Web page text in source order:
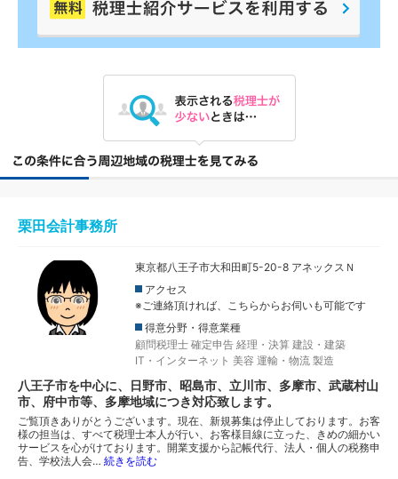
栗田会計事務所
東京都八王子市大和田町5-20-8 アネックスＮ
アクセス
※ご連絡頂ければ、こちらからお伺いも可能です
得意分野・得意業種
顧問税理士 確定申告 経理・決算 建設・建築
IT・インターネット 美容 運輸・物流 製造
八王子市を中心に、日野市、昭島市、立川市、多摩市、武蔵村山
市、府中市等、多摩地域につき対応致します。
ご覧頂きありがとうございます。現在、新規募集は停止しております。お客
様の担当は、すべて税理士本人が行い、お客様目線に立った、きめの細かい
サービスを心がけております。開業支援から記帳代行、法人・個人の税務申
告、学校法人会… 続きを読む